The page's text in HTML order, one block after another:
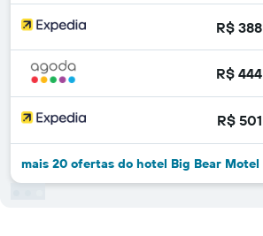
R$ 388
R$ 444
R$ 501
mais 20 ofertas do hotel Big Bear Motel